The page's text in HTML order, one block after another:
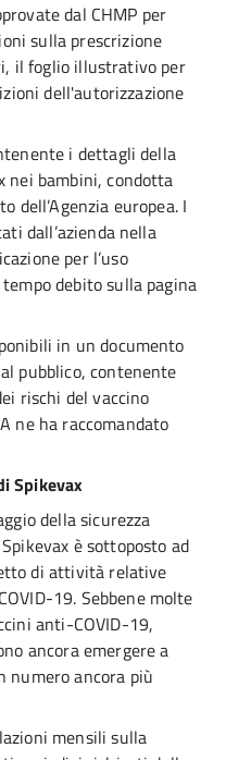
dal CHMP per
sulla prescrizione
il foglio illustrativo per
dell'autorizzazione
i dettagli della
nei bambini, condotta
dell’Agenzia europea. I
dall’azienda nella
per l’uso
debito sulla pagina
in un documento
pubblico, contenente
rischi del vaccino
ne ha raccomandato
Spikevax
della sicurezza
è sottoposto ad
di attività relative
19. Sebbene molte
anti-COVID-19,
ancora emergere a
numero ancora più
mensili sulla